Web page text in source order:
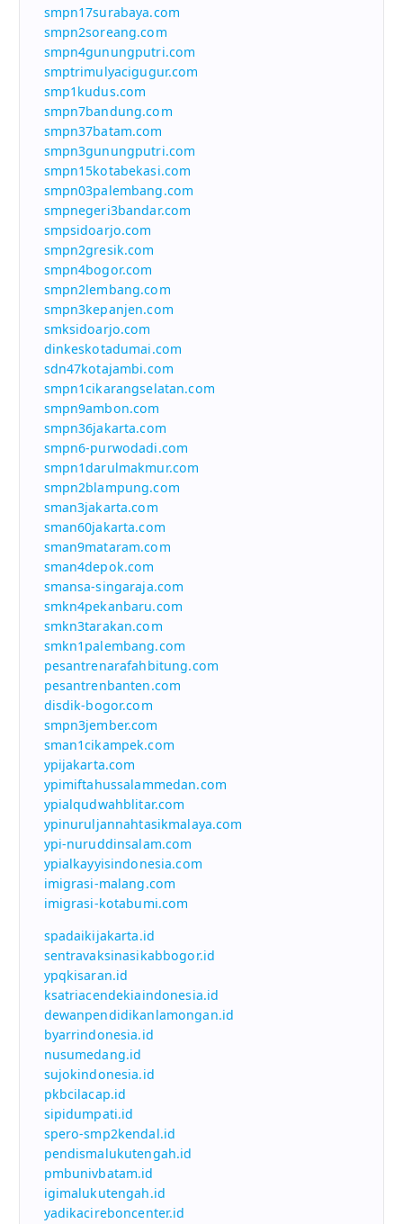
smpn17surabaya.com
smpn2soreang.com
smpn4gunungputri.com
smptrimulyacigugur.com
smp1kudus.com
smpn7bandung.com
smpn37batam.com
smpn3gunungputri.com
smpn15kotabekasi.com
smpn03palembang.com
smpnegeri3bandar.com
smpsidoarjo.com
smpn2gresik.com
smpn4bogor.com
smpn2lembang.com
smpn3kepanjen.com
smksidoarjo.com
dinkeskotadumai.com
sdn47kotajambi.com
smpn1cikarangselatan.com
smpn9ambon.com
smpn36jakarta.com
smpn6-purwodadi.com
smpn1darulmakmur.com
smpn2blampung.com
sman3jakarta.com
sman60jakarta.com
sman9mataram.com
sman4depok.com
smansa-singaraja.com
smkn4pekanbaru.com
smkn3tarakan.com
smkn1palembang.com
pesantrenarafahbitung.com
pesantrenbanten.com
disdik-bogor.com
smpn3jember.com
sman1cikampek.com
ypijakarta.com
ypimiftahussalammedan.com
ypialqudwahblitar.com
ypinuruljannahtasikmalaya.com
ypi-nuruddinsalam.com
ypialkayyisindonesia.com
imigrasi-malang.com
imigrasi-kotabumi.com
spadaikijakarta.id
sentravaksinasikabbogor.id
ypqkisaran.id
ksatriacendekiaindonesia.id
dewanpendidikanlamongan.id
byarrindonesia.id
nusumedang.id
sujokindonesia.id
pkbcilacap.id
sipidumpati.id
spero-smp2kendal.id
pendismalukutengah.id
pmbunivbatam.id
igimalukutengah.id
yadikacireboncenter.id